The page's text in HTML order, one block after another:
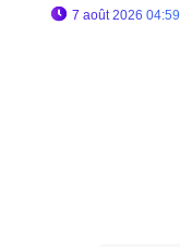
7 août 2026 04:59